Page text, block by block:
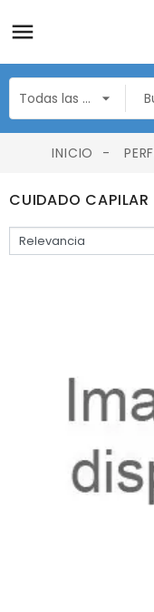
INICIO
CUIDADO CAPILAR